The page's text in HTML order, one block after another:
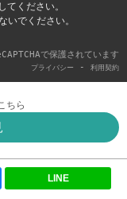
ください。
でください。
で保護されています
プライバシー - 利用契約
ちら
LINE